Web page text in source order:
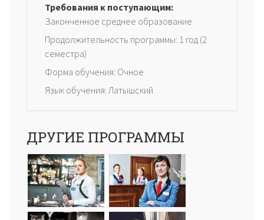
Требования к поступающим:
Законченное среднее образование
Продолжительность программы: 1 год (2
семестра)
Форма обучения: Очное
Язык обучения: Латышский
ДРУГИЕ ПРОГРАММЫ